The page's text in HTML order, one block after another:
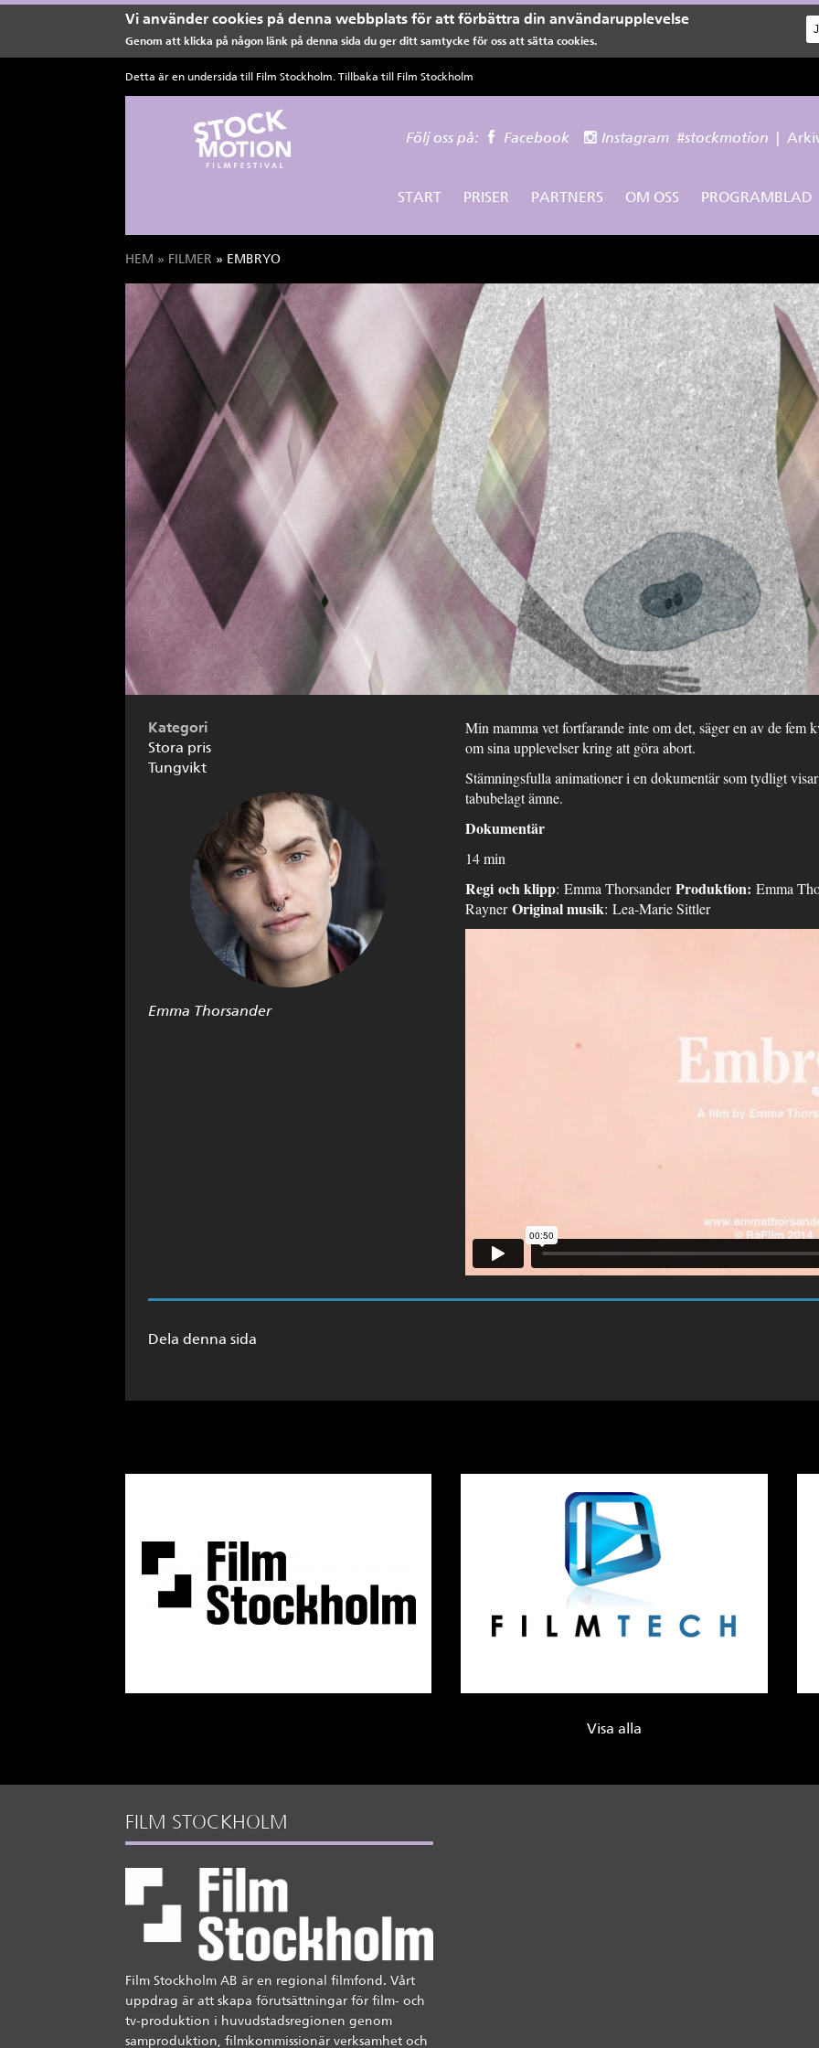
Vi använder cookies på denna webbplats för att förbättra din användarupplevelse
Genom att klicka på någon länk på denna sida du ger ditt samtycke för oss att sätta cookies.
Detta är en undersida till Film Stockholm. Tillbaka till Film Stockholm
Följ oss på: Facebook Instagram #stockmotion |
START PRISER PARTNERS OM OSS PROGRAMBLAD
Du är här
HEM » FILMER » EMBRYO
Kategori
Stora pris
Tungvikt
Emma Thorsander
Min mamma vet fortfarande inte om det, säger en av de fem
om sina upplevelser kring att göra abort.
Stämningsfulla animationer i en dokumentär som tydligt
tabubelagt ämne.
Dokumentär
14 min
Regioch klipp: Emma ThorsanderProduktion: Emma
RaynerOriginal musik: Lea-Marie Sittler
Dela denna sida
Visa alla
FILM STOCKHOLM
Film Stockholm AB är en regional filmfond. Vårt
uppdrag är att skapa förutsättningar för film- och
tv-produktion i huvudstadsregionen genom
samproduktion, filmkommissionär verksamhet och